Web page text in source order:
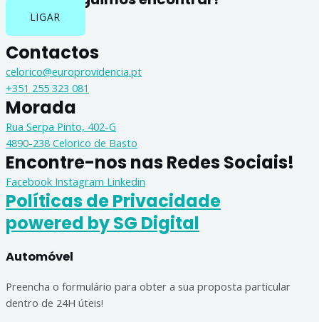
LIGAR
Contactos
celorico@europrovidencia.pt
+351 255 323 081
Morada
Rua Serpa Pinto, 402-G
4890-238 Celorico de Basto
Encontre-nos nas Redes Sociais!
Facebook Instagram Linkedin
Políticas de Privacidade
powered by SG Digital
Automóvel
Preencha o formulário para obter a sua proposta particular
dentro de 24H úteis!